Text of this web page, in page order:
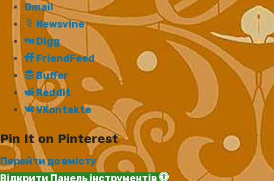
Gmail
Newsvine
Digg
FriendFeed
Buffer
Reddit
VKontakte
Pin It on Pinterest
Перейти до вмісту
Відкрити Панель інструментів